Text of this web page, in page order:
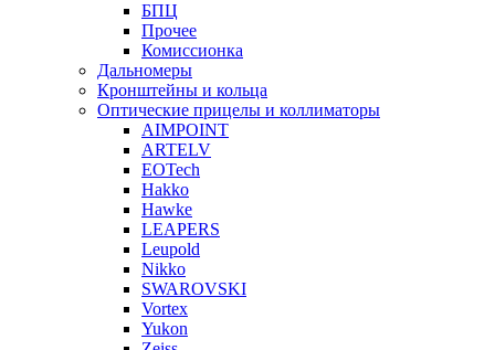
БПЦ
Прочее
Комиссионка
Дальномеры
Кронштейны и кольца
Оптические прицелы и коллиматоры
AIMPOINT
ARTELV
EOTech
Hakko
Hawke
LEAPERS
Leupold
Nikko
SWAROVSKI
Vortex
Yukon